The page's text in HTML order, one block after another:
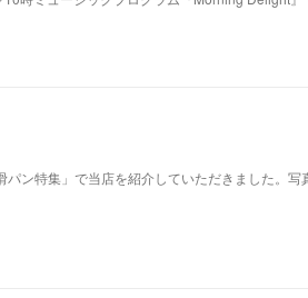
パン特集」で当店を紹介していただきました。